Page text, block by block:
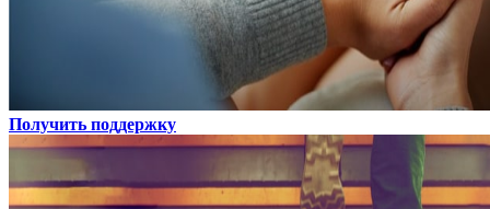
Получить поддержку